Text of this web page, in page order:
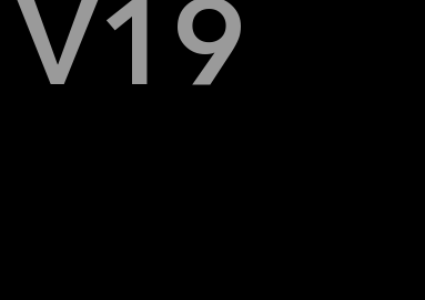
V19